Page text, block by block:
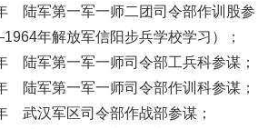
军第一军一师二团司令部作训股参
年解放军信阳步兵学校学习）；
军第一军一师司令部工兵科参谋；
军第一军一师司令部作训科参谋；
汉军区司令部作战部参谋；